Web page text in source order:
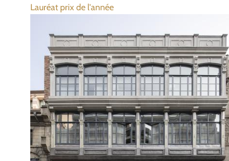
Lauréat prix de l'année